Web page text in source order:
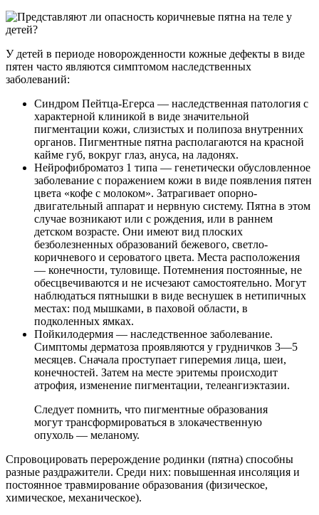
У детей в периоде новорожденности кожные дефекты в виде
пятен часто являются симптомом наследственных
заболеваний:
Синдром Пейтца-Егерса — наследственная патология с
характерной клиникой в виде значительной
пигментации кожи, слизистых и полипоза внутренних
органов. Пигментные пятна располагаются на красной
кайме губ, вокруг глаз, ануса, на ладонях.
Нейрофиброматоз 1 типа — генетически обусловленное
заболевание с поражением кожи в виде появления пятен
цвета «кофе с молоком». Затрагивает опорно-
двигательный аппарат и нервную систему. Пятна в этом
случае возникают или с рождения, или в раннем
детском возрасте. Они имеют вид плоских
безболезненных образований бежевого, светло-
коричневого и сероватого цвета. Места расположения
— конечности, туловище. Потемнения постоянные, не
обесцвечиваются и не исчезают самостоятельно. Могут
наблюдаться пятнышки в виде веснушек в нетипичных
местах: под мышками, в паховой области, в
подколенных ямках.
Пойкилодермия — наследственное заболевание.
Симптомы дерматоза проявляются у грудничков 3—5
месяцев. Сначала проступает гиперемия лица, шеи,
конечностей. Затем на месте эритемы происходит
атрофия, изменение пигментации, телеангиэктазии.
Следует помнить, что пигментные образования
могут трансформироваться в злокачественную
опухоль — меланому.
Спровоцировать перерождение родинки (пятна) способны
разные раздражители. Среди них: повышенная инсоляция и
постоянное травмирование образования (физическое,
химическое, механическое).